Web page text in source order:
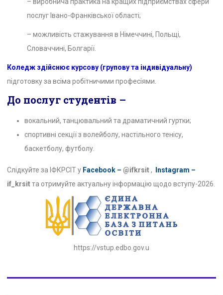
послуг Івано-Франківської області;
– можливість стажування в Німеччині, Польщі,
Словаччині, Болгарії.
Коледж здійснює курсову (групову та індивідуальну)
підготовку за всіма робітничими професіями.
До послуг студентів –
вокальний, танцювальний та драматичний гуртки;
спортивні секції з волейболу, настільного тенісу,
баскетболу, футболу.
Слідкуйте за ІФКРСІТ у Facebook – @ifkrsit,
Instagram –
if_krsitта отримуйте актуальну інформацію щодо вступу-2026.
https://vstup.edbo.gov.u